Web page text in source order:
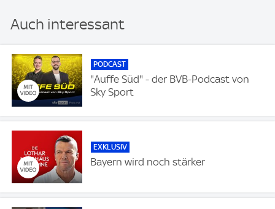
Auch interessant
PODCAST
"Auffe Süd" - der BVB-Podcast von
Sky Sport
EXKLUSIV
Bayern wird noch stärker